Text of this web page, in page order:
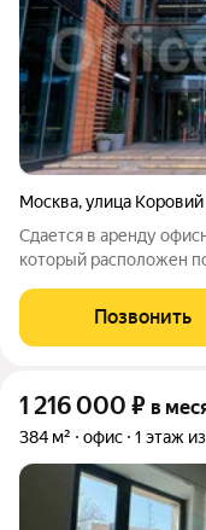
Москва,улица Коровий
Сдается в аренду
который расположен
от станций метро
Удобный выезд на
Позвонить
1 216 000 ₽ в
384 м² офис 1 этаж